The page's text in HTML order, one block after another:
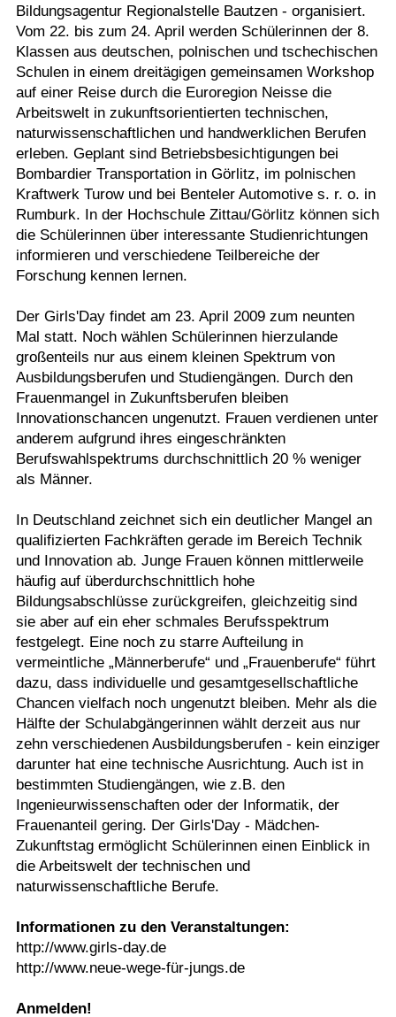
Bildungsagentur Regionalstelle Bautzen - organisiert.
Vom 22. bis zum 24. April werden Schülerinnen der 8.
Klassen aus deutschen, polnischen und tschechischen
Schulen in einem dreitägigen gemeinsamen Workshop
auf einer Reise durch die Euroregion Neisse die
Arbeitswelt in zukunftsorientierten technischen,
naturwissenschaftlichen und handwerklichen Berufen
erleben. Geplant sind Betriebsbesichtigungen bei
Bombardier Transportation in Görlitz, im polnischen
Kraftwerk Turow und bei Benteler Automotive s. r. o. in
Rumburk. In der Hochschule Zittau/Görlitz können sich
die Schülerinnen über interessante Studienrichtungen
informieren und verschiedene Teilbereiche der
Forschung kennen lernen.
Der Girls'Day findet am 23. April 2009 zum neunten
Mal statt. Noch wählen Schülerinnen hierzulande
großenteils nur aus einem kleinen Spektrum von
Ausbildungsberufen und Studiengängen. Durch den
Frauenmangel in Zukunftsberufen bleiben
Innovationschancen ungenutzt. Frauen verdienen unter
anderem aufgrund ihres eingeschränkten
Berufswahlspektrums durchschnittlich 20 % weniger
als Männer.
In Deutschland zeichnet sich ein deutlicher Mangel an
qualifizierten Fachkräften gerade im Bereich Technik
und Innovation ab. Junge Frauen können mittlerweile
häufig auf überdurchschnittlich hohe
Bildungsabschlüsse zurückgreifen, gleichzeitig sind
sie aber auf ein eher schmales Berufsspektrum
festgelegt. Eine noch zu starre Aufteilung in
vermeintliche „Männerberufe“ und „Frauenberufe“ führt
dazu, dass individuelle und gesamtgesellschaftliche
Chancen vielfach noch ungenutzt bleiben. Mehr als die
Hälfte der Schulabgängerinnen wählt derzeit aus nur
zehn verschiedenen Ausbildungsberufen - kein einziger
darunter hat eine technische Ausrichtung. Auch ist in
bestimmten Studiengängen, wie z.B. den
Ingenieurwissenschaften oder der Informatik, der
Frauenanteil gering. Der Girls'Day - Mädchen-
Zukunftstag ermöglicht Schülerinnen einen Einblick in
die Arbeitswelt der technischen und
naturwissenschaftliche Berufe.
Informationen zu den Veranstaltungen:
http://www.girls-day.de
http://www.neue-wege-für-jungs.de
Anmelden!